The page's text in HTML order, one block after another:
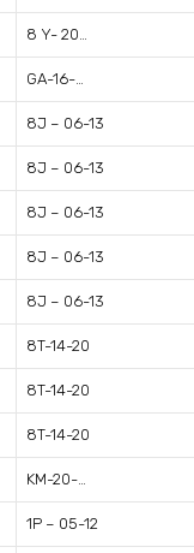
8 Y- 20…
GA-16-…
8J – 06-13
8J – 06-13
8J – 06-13
8J – 06-13
8J – 06-13
8T-14-20
8T-14-20
8T-14-20
KM-20-…
1P – 05-12